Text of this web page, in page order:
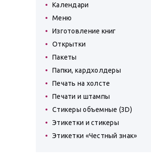
Календари
Меню
Изготовление книг
Открытки
Пакеты
Папки, кардхолдеры
Печать на холсте
Печати и штампы
Стикеры объемные (3D)
Этикетки и стикеры
Этикетки «Честный знак»